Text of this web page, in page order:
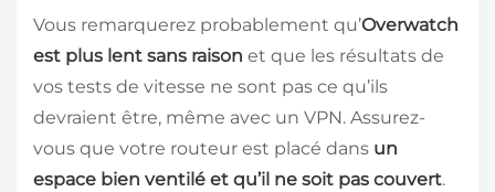
Vous remarquerez probablement qu’Overwatch
est plus lent sans raison et que les résultats de
vos tests de vitesse ne sont pas ce qu’ils
devraient être, même avec un VPN. Assurez-
vous que votre routeur est placé dans un
espace bien ventilé et qu’il ne soit pas couvert.